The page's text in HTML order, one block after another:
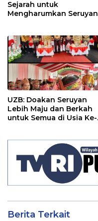
Sejarah untuk
Mengharumkan Seruyan
UZB: Doakan Seruyan
Lebih Maju dan Berkah
untuk Semua di Usia Ke-
Berita Terkait